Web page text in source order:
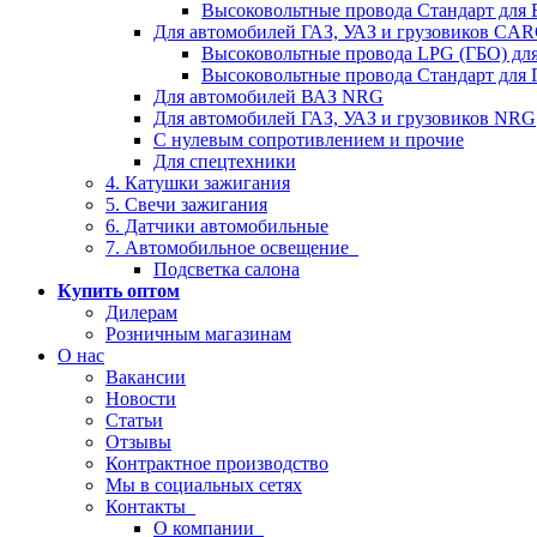
Высоковольтные провода Стандарт для
Для автомобилей ГАЗ, УАЗ и грузовиков
Высоковольтные провода LPG (ГБО)
Высоковольтные провода Стандарт для
Для автомобилей ВАЗ NRG
Для автомобилей ГАЗ, УАЗ и грузовиков NRG
С нулевым сопротивлением и прочие
Для спецтехники
4. Катушки зажигания
5. Свечи зажигания
6. Датчики автомобильные
7. Автомобильное освещение
Подсветка салона
Купить оптом
Дилерам
Розничным магазинам
О нас
Вакансии
Новости
Статьи
Отзывы
Контрактное производство
Мы в социальных сетях
Контакты
О компании